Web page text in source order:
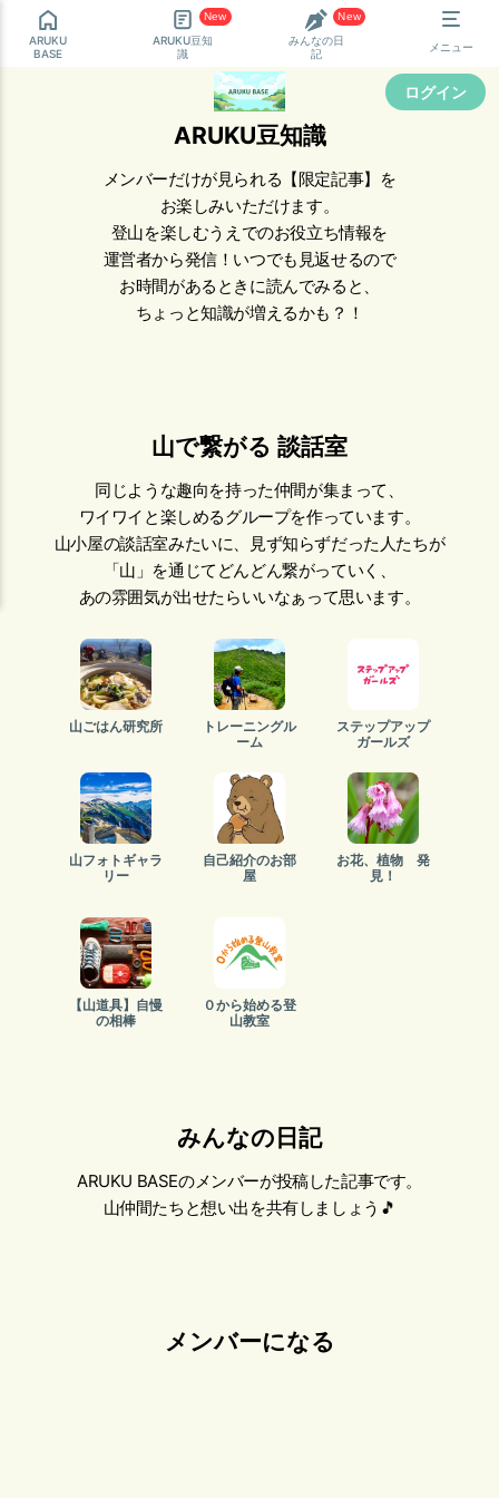
ARUKU
BASE
New
ARUKU豆知
識
New
みんなの日
記
メニュー
ログイン
ARUKU豆知識
メンバーだけが見られる【限定記事】を
お楽しみいただけます。
登山を楽しむうえでのお役立ち情報を
運営者から発信！いつでも見返せるので
お時間があるときに読んでみると、
ちょっと知識が増えるかも？！
山で繋がる 談話室
同じような趣向を持った仲間が集まって、
ワイワイと楽しめるグループを作っています。
山小屋の談話室みたいに、見ず知らずだった人たちが
「山」を通じてどんどん繋がっていく、
あの雰囲気が出せたらいいなぁって思います。
山ごはん研究所
トレーニングル
ーム
ステップアップ
ガールズ
山フォトギャラ
リー
自己紹介のお部
屋
お花、植物 発
見！
【山道具】自慢
の相棒
０から始める登
山教室
みんなの日記
ARUKU BASEのメンバーが投稿した記事です。
山仲間たちと想い出を共有しましょう🎵
メンバーになる